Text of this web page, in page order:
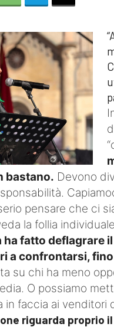
bastano. Devono
pensare che ci
la follia
fatto deflagrare
a confrontarsi,
su chi ha meno
O possiamo
faccia ai venditori
riguarda proprio